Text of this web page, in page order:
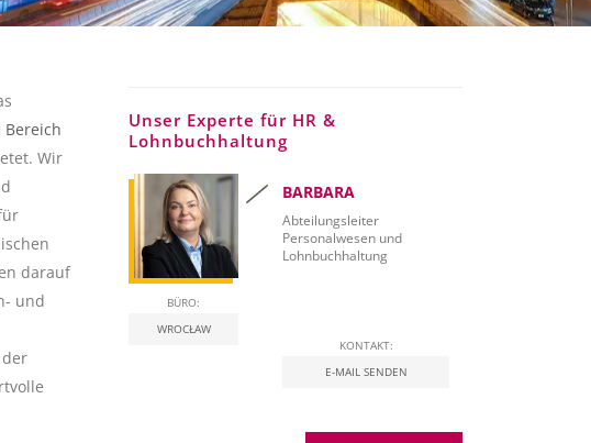
Unser Experte für HR &
Lohnbuchhaltung
BÜRO:
WROCŁAW
BARBARA
Abteilungsleiter
Personalwesen und
Lohnbuchhaltung
KONTAKT:
E-MAIL SENDEN
Wir
darauf
und